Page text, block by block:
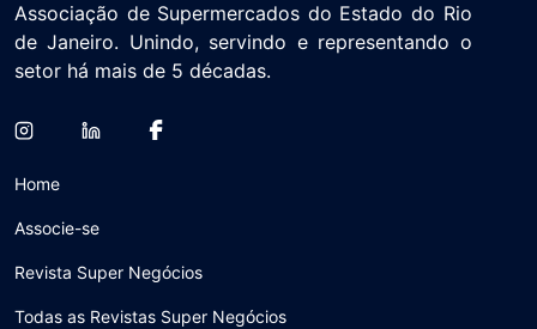
Associação de Supermercados do Estado do Rio
de Janeiro. Unindo, servindo e representando o
setor há mais de 5 décadas.
Home
Associe-se
Revista Super Negócios
Todas as Revistas Super Negócios